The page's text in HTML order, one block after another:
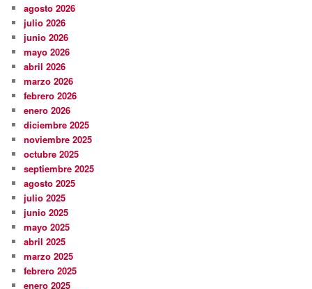
agosto 2026
julio 2026
junio 2026
mayo 2026
abril 2026
marzo 2026
febrero 2026
enero 2026
diciembre 2025
noviembre 2025
octubre 2025
septiembre 2025
agosto 2025
julio 2025
junio 2025
mayo 2025
abril 2025
marzo 2025
febrero 2025
enero 2025